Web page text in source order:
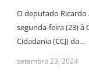
O deputado Ricardo
segunda-feira (23) à
Cidadania (CCJ) da…
setembro 23, 2024